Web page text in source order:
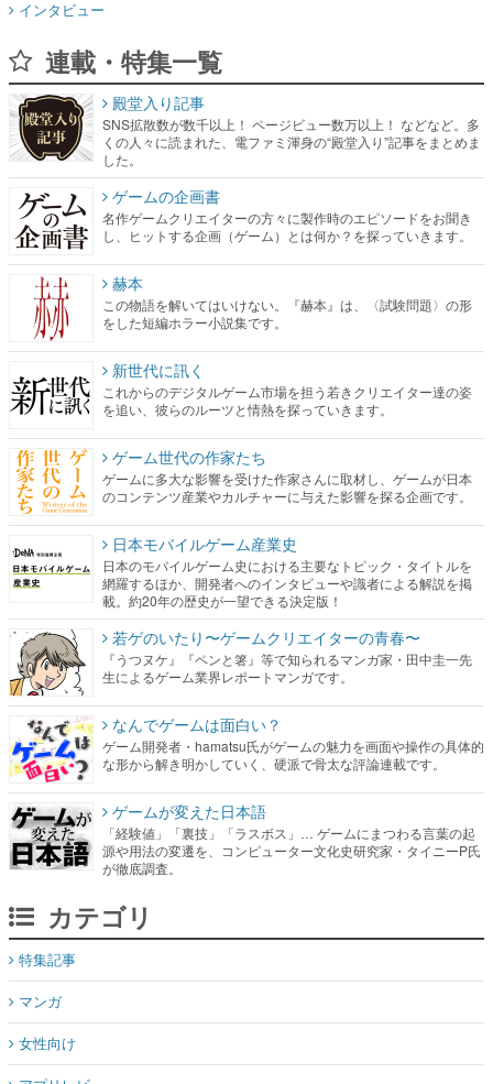
くの人々に読まれた、電ファミ渾身の“殿堂入り”記事をまとめま
した。
ゲームの企画書
名作ゲームクリエイターの方々に製作時のエピソードをお聞き
し、ヒットする企画（ゲーム）とは何か？を探っていきます。
赫本
この物語を解いてはいけない。『赫本』は、〈試験問題〉の形
をした短編ホラー小説集です。
新世代に訊く
これからのデジタルゲーム市場を担う若きクリエイター達の姿
を追い、彼らのルーツと情熱を探っていきます。
ゲーム世代の作家たち
ゲームに多大な影響を受けた作家さんに取材し、ゲームが日本
のコンテンツ産業やカルチャーに与えた影響を探る企画です。
日本モバイルゲーム産業史
日本のモバイルゲーム史における主要なトピック・タイトルを
網羅するほか、開発者へのインタビューや識者による解説を掲
若ゲのいたり〜ゲームクリエイターの青春〜
『うつヌケ』『ペンと箸』等で知られるマンガ家・田中圭一先
生によるゲーム業界レポートマンガです。
なんでゲームは面白い？
ゲーム開発者・hamatsu氏がゲームの魅力を画面や操作の具体的
な形から解き明かしていく、硬派で骨太な評論連載です。
ゲームが変えた日本語
「経験値」「裏技」「ラスボス」… ゲームにまつわる言葉の起
源や用法の変遷を、コンピューター文化史研究家・タイニーP氏
カテゴリ
マンガ
女性向け
アプリレビュー
その他